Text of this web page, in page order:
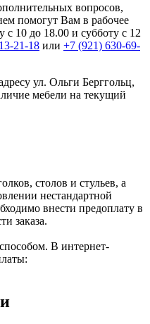
вопросов,
помогут Вам в рабочее
с 10 до 18.00 и субботу с 12
21-18 или +7 (921) 630-69-
ул. Ольги Берггольц,
мебели на текущий
столов и стульев, а
нестандартной
внести предоплату в
заказа.
В интернет-